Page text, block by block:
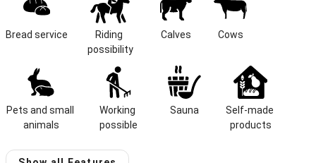
Kostenloses Ponyreiten, Kutschfahrten, im Stall mithelfen, Traktor
fahren, toben in der Spielscheune mit Bällebad. Sauna,
Infrarotkabine vorhanden
Relax on our peacefully located, child-friendly
farm with cows, calves, rabbits, cats, pigs, chicken, ponies and
goats.
paradise for children. Tractor rides with the farmer, carriage
Bread service
Riding
possibility
Calves Cows
Pets and small
animals
Working
possible
Sauna
Self-made
products